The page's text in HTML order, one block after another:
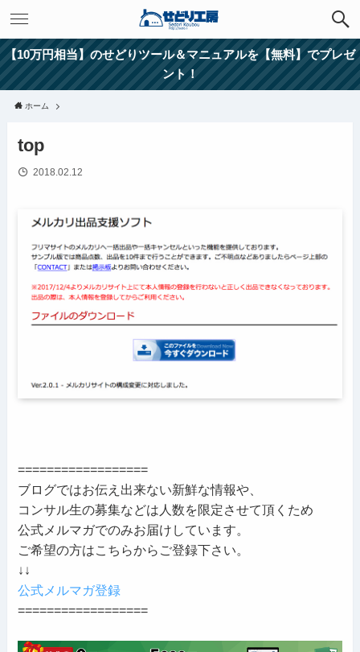
【10万円相当】のせどりツール＆マニュアルを【無料】でプレゼ
ント！
ホーム
top
2018.02.12
==================
ブログではお伝え出来ない新鮮な情報や、
コンサル生の募集などは人数を限定させて頂くため
公式メルマガでのみお届けしています。
ご希望の方はこちらからご登録下さい。
↓↓
公式メルマガ登録
==================